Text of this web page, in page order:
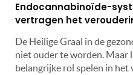
Endocannabinoïde-
vertragen het
De Heilige Graal in de
niet ouder te worden. Maar
belangrijke rol spelen in het